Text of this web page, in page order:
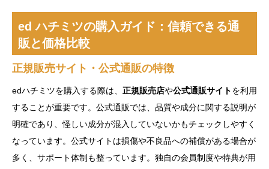
ed ハチミツの購入ガイド：信頼できる通
販と価格比較
正規販売サイト・公式通販の特徴
edハチミツを購入する際は、 正規販売店や公式通販サイトを利用
することが重要です。公式通販では、品質や成分に関する説明が
明確であり、怪しい成分が混入していないかもチェックしやすく
なっています。公式サイトは損傷や不良品への補償がある場合が
多く、サポート体制も整っています。独自の会員制度や特典が用